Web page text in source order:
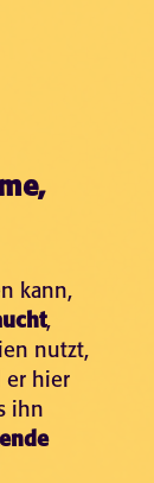
kann,
,
nutzt,
er hier
ihn